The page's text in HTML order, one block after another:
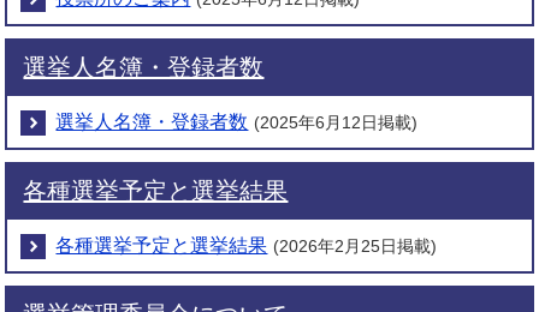
選挙人名簿・登録者数
選挙人名簿・登録者数 (2025年6月12日掲載)
各種選挙予定と選挙結果
各種選挙予定と選挙結果 (2026年2月25日掲載)